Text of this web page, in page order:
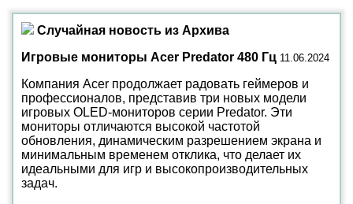
Случайная новость из Архива
Игровые мониторы Acer Predator 480 Гц 11.06.2024
Компания Acer продолжает радовать геймеров и
профессионалов, представив три новых модели
игровых OLED-мониторов серии Predator. Эти
мониторы отличаются высокой частотой
обновления, динамическим разрешением экрана и
минимальным временем отклика, что делает их
идеальными для игр и высокопроизводительных
задач.